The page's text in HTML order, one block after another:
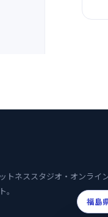
トネススタジオ・オンライ
福島